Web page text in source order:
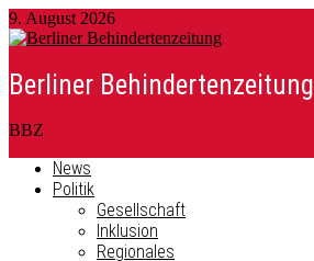
9. August 2026
Berliner Behindertenzeitung
BBZ
News
Politik
Gesellschaft
Inklusion
Regionales